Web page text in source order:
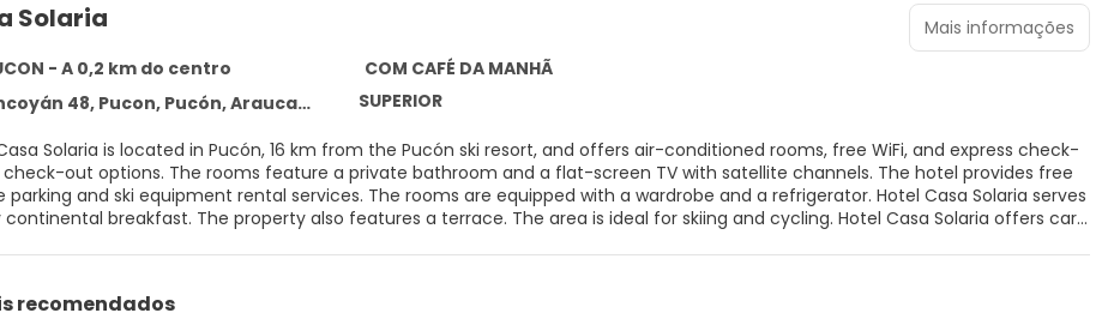
Solaria
- A 0,2 km do centro
COM CAFÉ DA MANHÃ
48, Pucon, Pucón, Araucanía, Chile, PUCON 4920564
SUPERIOR
Solaria is located in Pucón, 16 km from the Pucón ski resort, and offers air-conditioned rooms, free WiFi, and express check-
check-out options. The rooms feature a private bathroom and a flat-screen TV with satellite channels. The hotel provides free
parking and ski equipment rental services. The rooms are equipped with a wardrobe and a refrigerator. Hotel Casa Solaria serves
continental breakfast. The property also features a terrace. The area is ideal for skiing and cycling. Hotel Casa Solaria offers car
Mais informações
recomendados